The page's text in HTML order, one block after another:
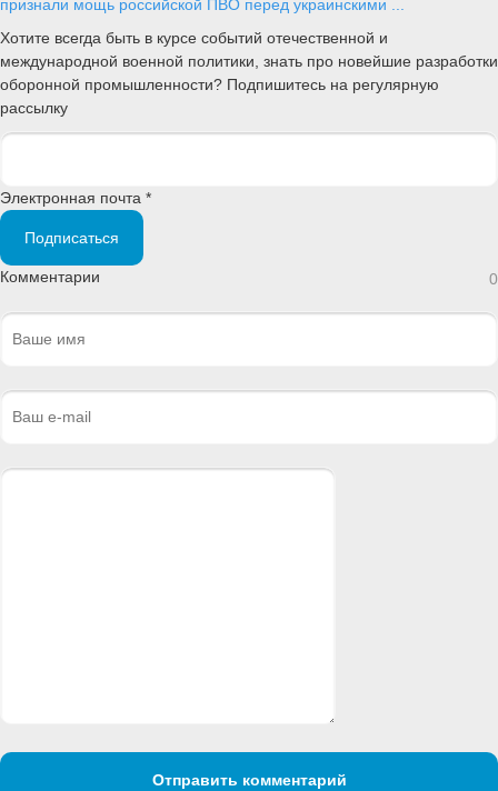
признали мощь российской ПВО перед украинскими ...
Хотите всегда быть в курсе событий отечественной и
международной военной политики, знать про новейшие разработки
оборонной промышленности? Подпишитесь на регулярную
рассылку
Электронная почта *
Подписаться
Комментарии 0
Отправить комментарий